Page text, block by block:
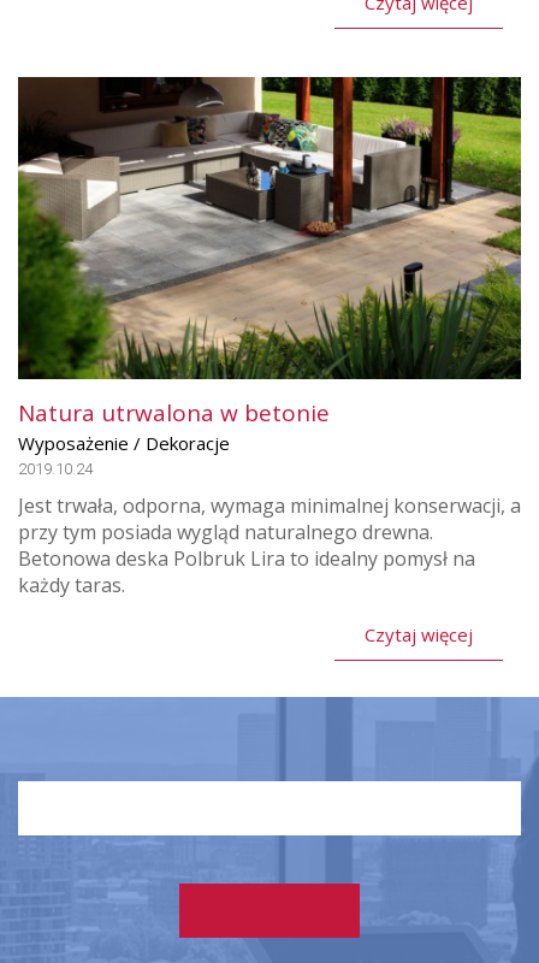
Natura utrwalona w betonie
Wyposażenie / Dekoracje
2019.10.24
Jest trwała, odporna, wymaga minimalnej konserwacji, a
przy tym posiada wygląd naturalnego drewna.
Betonowa deska Polbruk Lira to idealny pomysł na
każdy taras.
Czytaj więcej